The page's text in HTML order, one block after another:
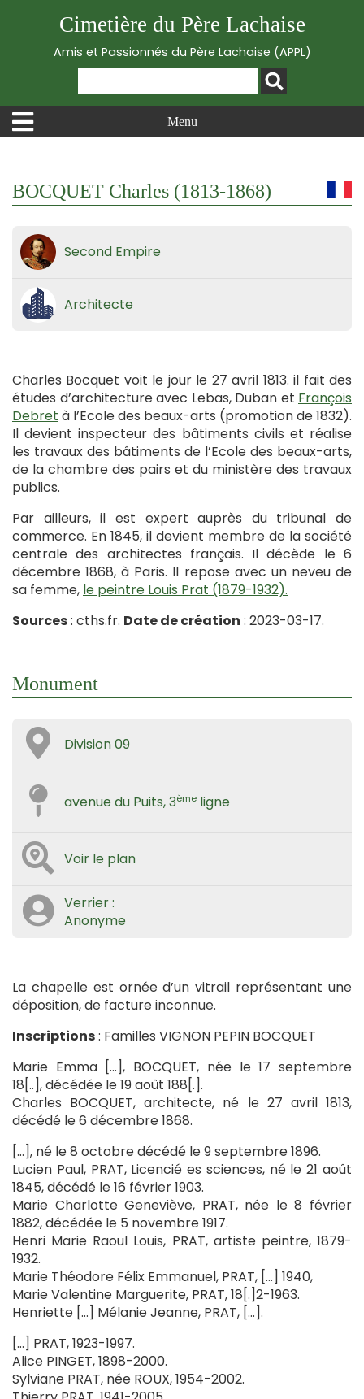
Cimetière du Père Lachaise
Amis et Passionnés du Père Lachaise (APPL)
Menu
BOCQUET Charles (1813-1868)
Second Empire
Architecte
Charles Bocquet voit le jour le 27 avril 1813. il fait des
études d’architecture avec Lebas, Duban et François
Debret à l’Ecole des beaux-arts (promotion de 1832).
Il devient inspecteur des bâtiments civils et réalise
les travaux des bâtiments de l’Ecole des beaux-arts,
de la chambre des pairs et du ministère des travaux
publics.
Par ailleurs, il est expert auprès du tribunal de
commerce. En 1845, il devient membre de la société
centrale des architectes français. Il décède le 6
décembre 1868, à Paris. Il repose avec un neveu de
sa femme, le peintre Louis Prat (1879-1932).
Sources: cths.fr. Date de création : 2023-03-17.
Monument
Division 09
avenue du Puits, 3ème ligne
Voir le plan
Verrier :
Anonyme
La chapelle est ornée d’un vitrail représentant une
déposition, de facture inconnue.
Inscriptions: Familles VIGNON PEPIN BOCQUET
Marie Emma […], BOCQUET, née le 17 septembre
18[..], décédée le 19 août 188[.].
Charles BOCQUET, architecte, né le 27 avril 1813,
décédé le 6 décembre 1868.
[…], né le 8 octobre décédé le 9 septembre 1896.
Lucien Paul, PRAT, Licencié es sciences, né le 21 août
1845, décédé le 16 février 1903.
Marie Charlotte Geneviève, PRAT, née le 8 février
1882, décédée le 5 novembre 1917.
Henri Marie Raoul Louis, PRAT, artiste peintre, 1879-
1932.
Marie Théodore Félix Emmanuel, PRAT, […] 1940,
Marie Valentine Marguerite, PRAT, 18[.]2-1963.
Henriette […] Mélanie Jeanne, PRAT, […].
[…] PRAT, 1923-1997.
Alice PINGET, 1898-2000.
Sylviane PRAT, née ROUX, 1954-2002.